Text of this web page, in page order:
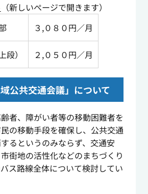
（新しいぺージで開きます）
３,０８０円／月
） ２,０５０円／月
域公共交通会議」について
者、障がい者等の移動困難者を
の移動手段を確保し、公共交通
るというのみならず、交通安
街地の活性化などのまちづくり
ス路線全体について検討してい